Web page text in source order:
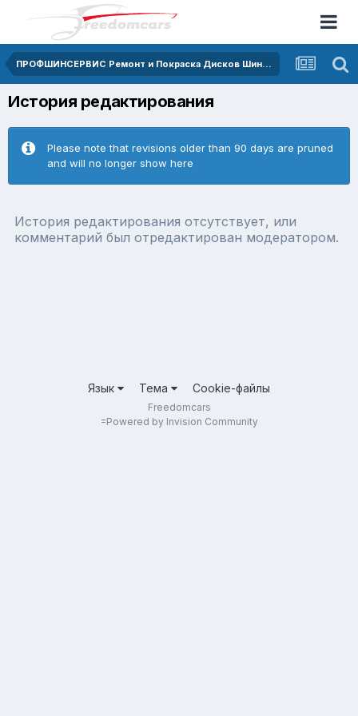
ПРОФШИНСЕРВИС Ремонт и Покраска Дисков Шиномонтаж СКИДКА 10%
История редактирования
Please note that revisions older than 90 days are pruned
and will no longer show here
История редактирования отсутствует, или
комментарий был отредактирован модератором.
Язык Тема Cookie-файлы
Freedomcars
=Powered by Invision Community